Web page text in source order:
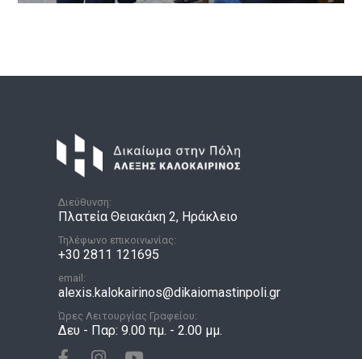
Διεύθυνση:
Πλατεία Θειακάκη 2, Ηράκλειο
Τηλέφωνο επικοινωνίας:
+30 2811 121695
email:
alexis.kalokairinos@dikaiomastinpoli.gr
Ώρες Λειτουργίας Γραφείου:
Δευ - Παρ: 9.00 πμ. - 2.00 μμ.